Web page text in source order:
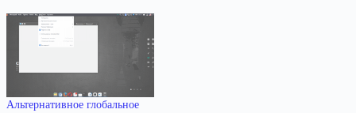
Альтернативное глобальное